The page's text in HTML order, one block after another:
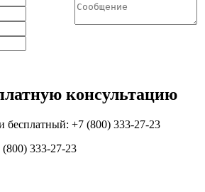
консультацию
бесплатный: +7 (800) 333-27-23
(800) 333-27-23